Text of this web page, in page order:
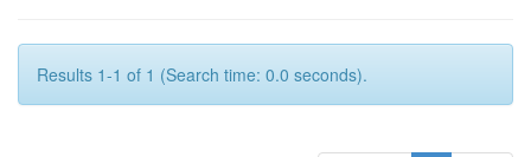
Results 1-1 of 1 (Search time: 0.0 seconds).